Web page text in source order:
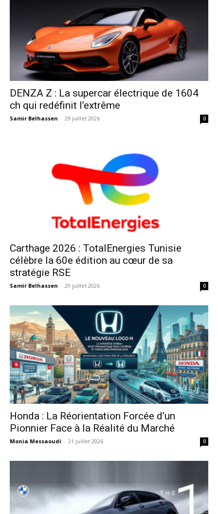
DENZA Z : La supercar électrique de 1604
ch qui redéfinit l’extrême
Samir Belhassen - 29 juillet 2026 0
Carthage 2026 : TotalEnergies Tunisie
célèbre la 60e édition au cœur de sa
stratégie RSE
Samir Belhassen - 29 juillet 2026 0
Honda : La Réorientation Forcée d’un
Pionnier Face à la Réalité du Marché
Monia Messaoudi - 21 juillet 2026 0